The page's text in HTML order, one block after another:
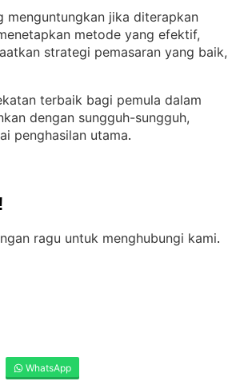
menguntungkan jika diterapkan
metode yang efektif,
strategi pemasaran yang baik,
terbaik bagi pemula dalam
dengan sungguh-sungguh,
penghasilan utama.
ragu untuk menghubungi kami.
WhatsApp